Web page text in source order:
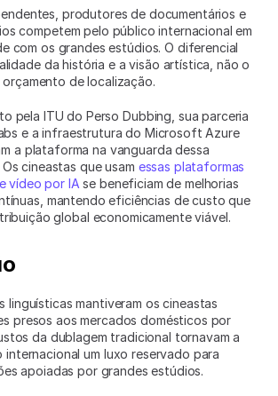
produtores de documentários e
competem pelo público internacional em
com os grandes estúdios. O diferencial
da história e a visão artística, não o
orçamento de localização.
pela ITU do Perso Dubbing, sua parceria
e a infraestrutura do Microsoft Azure
a plataforma na vanguarda dessa
cineastas que usam essas plataformas
vídeo por IA se beneficiam de melhorias
mantendo eficiências de custo que
global economicamente viável.
linguísticas mantiveram os cineastas
presos aos mercados domésticos por
da dublagem tradicional tornavam a
internacional um luxo reservado para
apoiadas por grandes estúdios.